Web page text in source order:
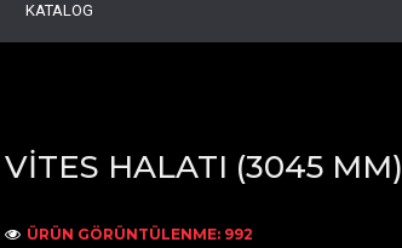
KATALOG
VİTES HALATI (3045 MM)
ÜRÜN GÖRÜNTÜLENME: 992